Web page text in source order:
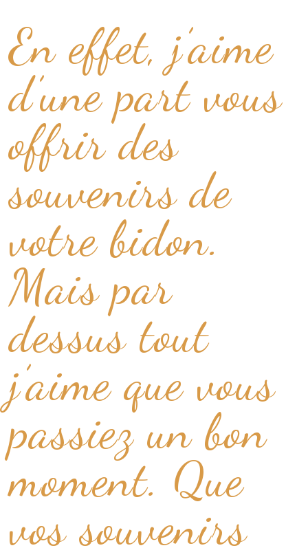
En effet, j’aime
d’une part vous
offrir des
souvenirs de
votre bidon.
Mais par
dessus tout
j’aime que vous
passiez un bon
moment. Que
vos souvenirs